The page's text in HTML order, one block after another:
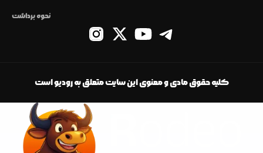
نحوه برداشت
کلیه حقوق مادی و معنوی این سایت متعلق به رودیو است